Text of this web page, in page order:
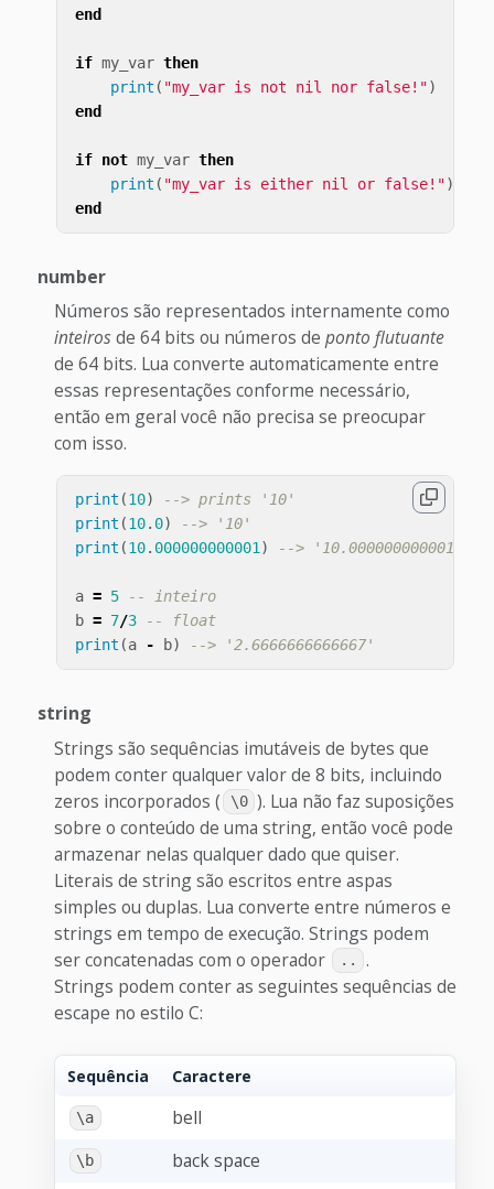
end
if my_var then
print ( "my_var is not nil nor false!")
end
if not my_var then
print ( "my_var is either nil or false!")
end
number
Números são representados internamente como
inteirosde 64 bits ou números deponto flutuante
de 64 bits. Lua converte automaticamente entre
essas representações conforme necessário,
então em geral você não precisa se preocupar
com isso.
print (10)
--> prints '10'
print (10. 0)
--> '10'
print (10. 000000000001) --> '10.000000000001'
a = 5
-- inteiro
b = 7/3
-- float
print (a - b) --> '2.6666666666667'
string
Strings são sequências imutáveis de bytes que
podem conter qualquer valor de 8 bits, incluindo
zeros incorporados (
\0 ). Lua não faz suposições
sobre o conteúdo de uma string, então você pode
armazenar nelas qualquer dado que quiser.
Literais de string são escritos entre aspas
simples ou duplas. Lua converte entre números e
strings em tempo de execução. Strings podem
ser concatenadas com o operador
..
.
Strings podem conter as seguintes sequências de
escape no estilo C:
Sequência Caractere
\a bell
\b back space